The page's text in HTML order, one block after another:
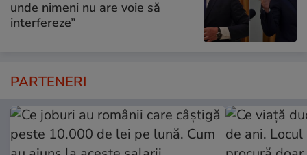
unde nimeni nu are voie să
interfereze”
PARTENERI